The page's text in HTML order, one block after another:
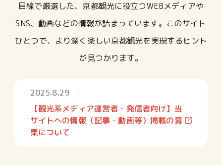
目線で厳選した、京都観光に役立つWEBメディアや
SNS、動画などの情報が詰まっています。このサイト
ひとつで、より深く楽しい京都観光を実現するヒント
が見つかります。
2025.8.29
【観光系メディア運営者・発信者向け】当
サイトへの情報（記事・動画等）掲載の募
集について